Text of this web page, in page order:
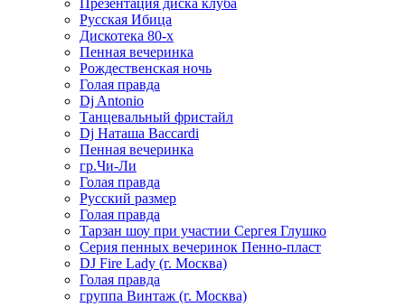
Презентация диска клуба
Русская Ибица
Дискотека 80-х
Пенная вечеринка
Рождественская ночь
Голая правда
Dj Antonio
Танцевальный фристайл
Dj Наташа Baccardi
Пенная вечеринка
гр.Чи-Ли
Голая правда
Русский размер
Голая правда
Тарзан шоу при участии Сергея Глушко
Серия пенных вечеринок Пенно-пласт
DJ Fire Lady (г. Москва)
Голая правда
группа Винтаж (г. Москва)